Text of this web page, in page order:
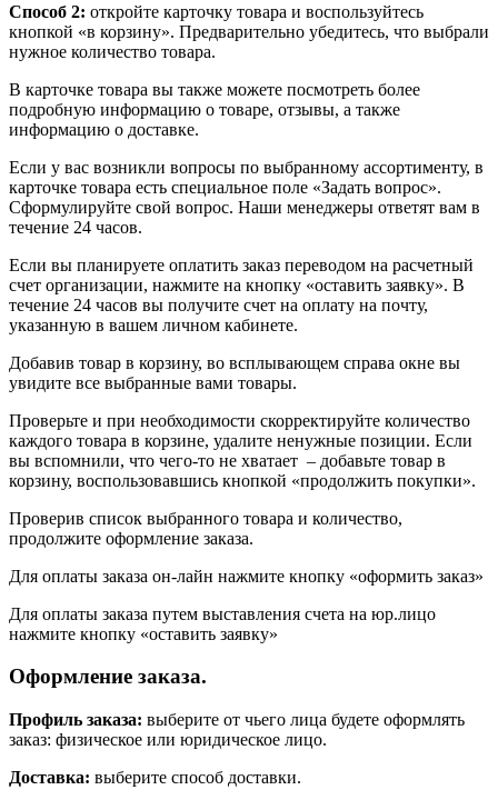
Способ 2: откройте карточку товара и воспользуйтесь
кнопкой «в корзину». Предварительно убедитесь, что выбрали
нужное количество товара.
В карточке товара вы также можете посмотреть более
подробную информацию о товаре, отзывы, а также
информацию о доставке.
Если у вас возникли вопросы по выбранному ассортименту, в
карточке товара есть специальное поле «Задать вопрос».
Сформулируйте свой вопрос. Наши менеджеры ответят вам в
течение 24 часов.
Если вы планируете оплатить заказ переводом на расчетный
счет организации, нажмите на кнопку «оставить заявку». В
течение 24 часов вы получите счет на оплату на почту,
указанную в вашем личном кабинете.
Добавив товар в корзину, во всплывающем справа окне вы
увидите все выбранные вами товары.
Проверьте и при необходимости скорректируйте количество
каждого товара в корзине, удалите ненужные позиции. Если
вы вспомнили, что чего-то не хватает – добавьте товар в
корзину, воспользовавшись кнопкой «продолжить покупки».
Проверив список выбранного товара и количество,
продолжите оформление заказа.
Для оплаты заказа он-лайн нажмите кнопку «оформить заказ»
Для оплаты заказа путем выставления счета на юр.лицо
нажмите кнопку «оставить заявку»
Оформление заказа.
Профиль заказа: выберите от чьего лица будете оформлять
заказ: физическое или юридическое лицо.
Доставка: выберите способ доставки.